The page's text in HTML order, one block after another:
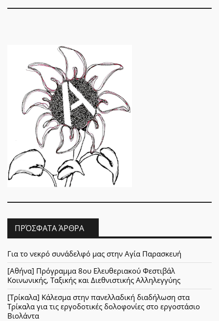
ΠΡΌΣΦΑΤΑ ΆΡΘΡΑ
Για το νεκρό συνάδελφό μας στην Αγία Παρασκευή
[Αθήνα] Πρόγραμμα 8ου Ελευθεριακού Φεστιβάλ
Κοινωνικής, Ταξικής και Διεθνιστικής Αλληλεγγύης
[Τρίκαλα] Κάλεσμα στην πανελλαδική διαδήλωση στα
Τρίκαλα για τις εργοδοτικές δολοφονίες στο εργοστάσιο
Βιολάντα